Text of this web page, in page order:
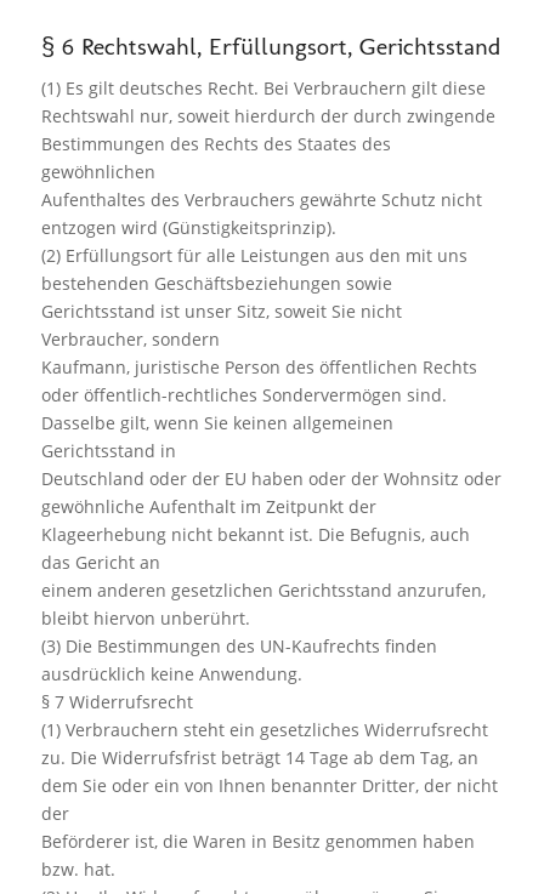
§ 6 Rechtswahl, Erfüllungsort, Gerichtsstand
(1) Es gilt deutsches Recht. Bei Verbrauchern gilt diese
Rechtswahl nur, soweit hierdurch der durch zwingende
Bestimmungen des Rechts des Staates des
gewöhnlichen
Aufenthaltes des Verbrauchers gewährte Schutz nicht
entzogen wird (Günstigkeitsprinzip).
(2) Erfüllungsort für alle Leistungen aus den mit uns
bestehenden Geschäftsbeziehungen sowie
Gerichtsstand ist unser Sitz, soweit Sie nicht
Verbraucher, sondern
Kaufmann, juristische Person des öffentlichen Rechts
oder öffentlich-rechtliches Sondervermögen sind.
Dasselbe gilt, wenn Sie keinen allgemeinen
Gerichtsstand in
Deutschland oder der EU haben oder der Wohnsitz oder
gewöhnliche Aufenthalt im Zeitpunkt der
Klageerhebung nicht bekannt ist. Die Befugnis, auch
das Gericht an
einem anderen gesetzlichen Gerichtsstand anzurufen,
bleibt hiervon unberührt.
(3) Die Bestimmungen des UN-Kaufrechts finden
ausdrücklich keine Anwendung.
§ 7 Widerrufsrecht
(1) Verbrauchern steht ein gesetzliches Widerrufsrecht
zu. Die Widerrufsfrist beträgt 14 Tage ab dem Tag, an
dem Sie oder ein von Ihnen benannter Dritter, der nicht
der
Beförderer ist, die Waren in Besitz genommen haben
bzw. hat.